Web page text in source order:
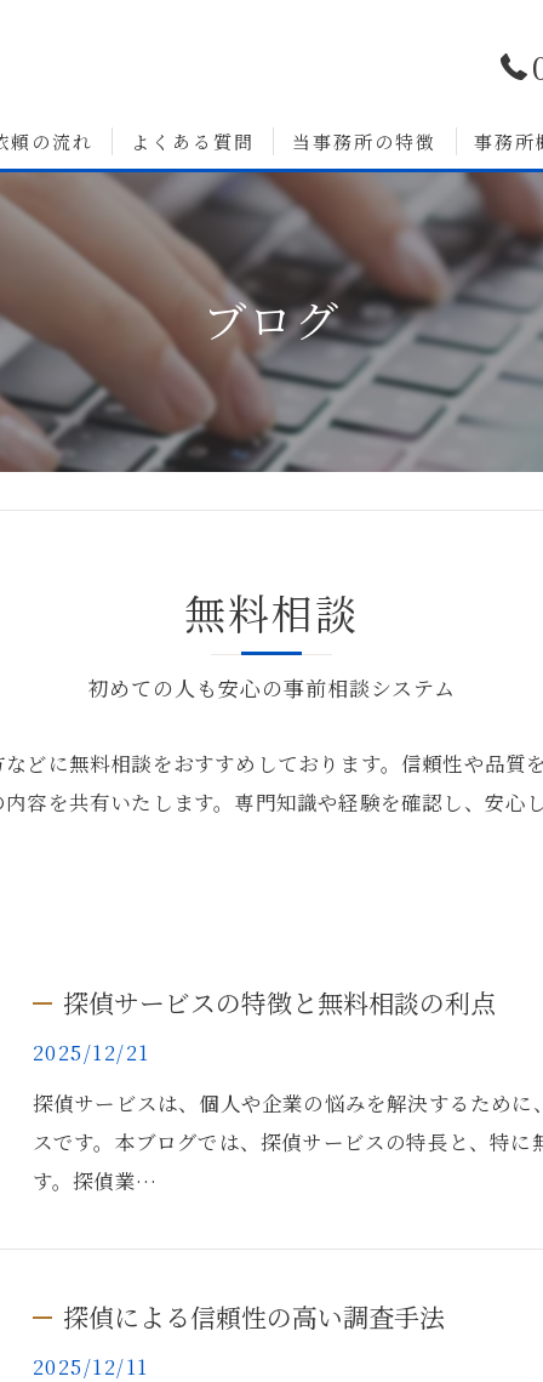
て
頼の流れ よくある質問 当事務所の特徴
浮気調査
婚前調査
人探し
素行調査
事務所
ブログ
無料相談
初めての人も安心の事前相談システム
どに無料相談をおすすめしております。信頼性や品質
容を共有いたします。専門知識や経験を確認し、安心
探偵サービスの特徴と無料相談の利点
2025/12/21
探偵サービスは、個人や企業の悩みを解決するため
スです。本ブログでは、探偵サービスの特長と、特
す。探偵業…
探偵による信頼性の高い調査手法
2025/12/11